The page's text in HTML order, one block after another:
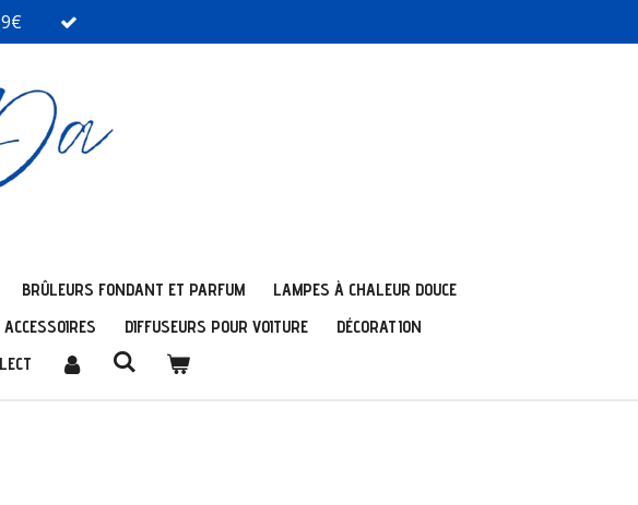
BRÛLEURS FONDANT ET PARFUM
LAMPES À CHALEUR DOUCE
ACCESSOIRES DIFFUSEURS POUR VOITURE
DÉCORATION